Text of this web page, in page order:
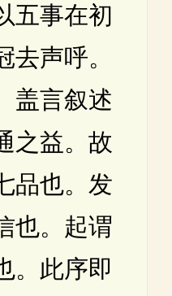
五事在初
去声呼。
盖言叙述
之益。故
品也。发
也。起谓
。此序即